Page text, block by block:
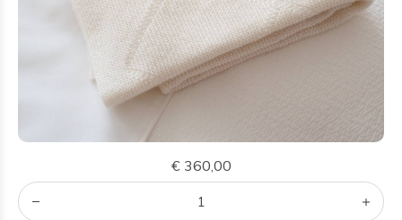
€ 360,00